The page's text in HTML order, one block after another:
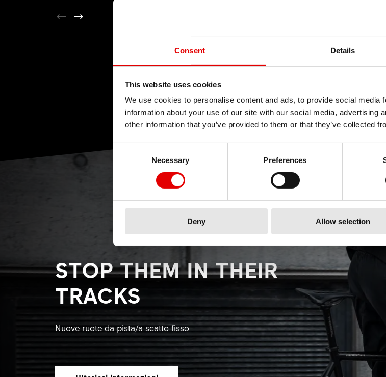
Consent Details
This website uses cookies
We use cookies to personalise content and ads, to provide social media
information about your use of our site with our social media, advertising
other information that you’ve provided to them or that they’ve collected
Consent Selection
Necessary
Preferences
Deny Allow selection
STOP THEM IN THEIR
TRACKS
Nuove ruote da pista/a scatto fisso